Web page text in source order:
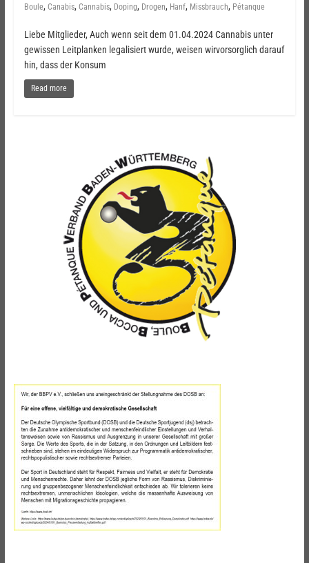
Boule, Canabis, Cannabis, Doping, Drogen, Hanf, Missbrauch, Pétanque
Liebe Mitglieder, Auch wenn seit dem 01.04.2024 Cannabis unter
gewissen Leitplanken legalisiert wurde, weisen wirvorsorglich darauf
hin, dass der Konsum
Read more